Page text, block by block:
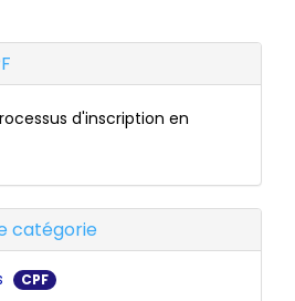
d'inscription en
catégorie
CPF